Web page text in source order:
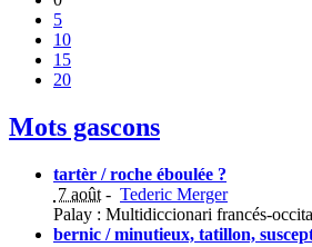
5
10
15
20
Mots gascons
tartèr / roche éboulée ?
7 août - Tederic Merger
Palay : Multidiccionari francés-
bernic / minutieux, tatillon,